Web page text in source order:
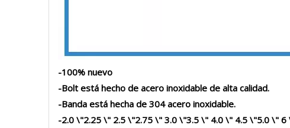
-100% nuevo
-Bolt está hecho de acero inoxidable de alta calidad.
-Banda está hecha de 304 acero inoxidable.
-2.0 \"2.25 \" 2.5 \"2.75 \" 3.0 \"3.5 \" 4.0 \" 4.5 \"5.0 \"